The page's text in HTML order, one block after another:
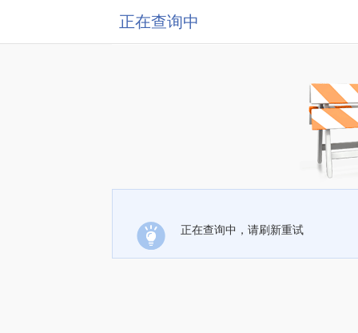
正在查询中
正在查询中，请刷新重试